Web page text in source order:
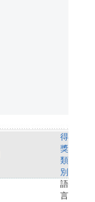
得
獎
類
別
語
言